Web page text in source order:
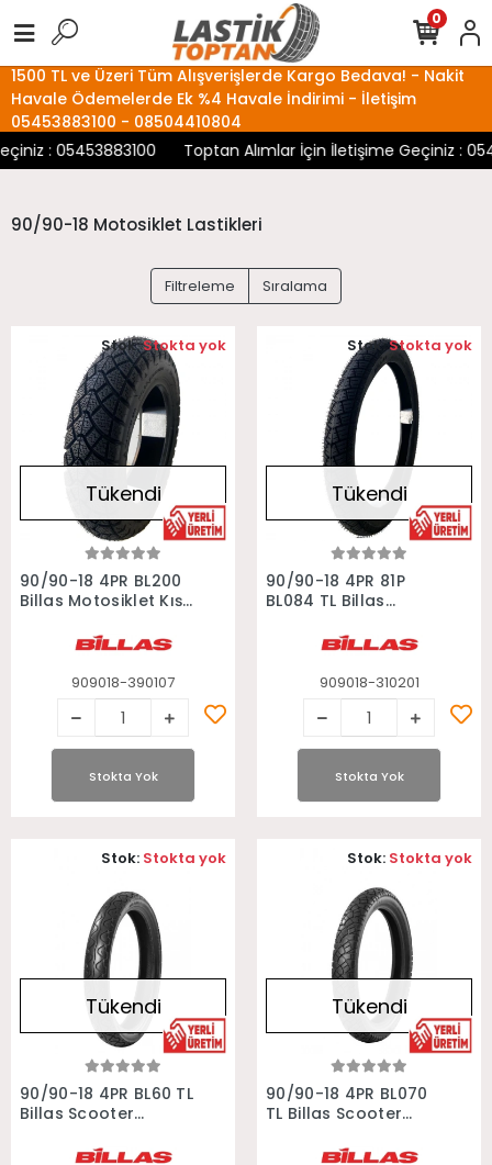
1500 TL ve Üzeri Tüm Alışverişlerde Kargo Bedava! - Nakit
Havale Ödemelerde Ek %4 Havale İndirimi - İletişim
05453883100 - 08504410804
: 05453883100
Toptan Alımlar İçin İletişime Geçiniz :
0
90/90-18 Motosiklet Lastikleri
Filtreleme Sıralama
Stokta Yok
Tükendi
90/90-18 4PR BL200
Billas Motosiklet Kış
909018-390107
Stok:Stokta yok
Stokta Yok
Stokta Yok
Tükendi
90/90-18 4PR 81P
BL084 TL Billas
909018-310201
Stok:Stokta yok
Stokta Yok
Stokta Yok
Tükendi
90/90-18 4PR BL60 TL
Billas Scooter
Stok: Stokta yok
Stokta Yok
Tükendi
90/90-18 4PR BL070
TL Billas Scooter
Stok: Stokta yok